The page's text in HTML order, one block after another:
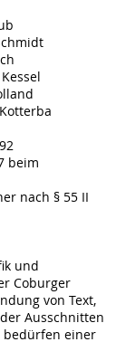
beim
nach § 55 II
und
Coburger
von Text,
Ausschnitten
bedürfen einer